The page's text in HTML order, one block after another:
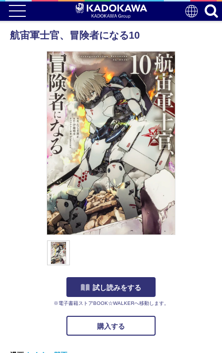
航宙軍士官、冒険者になる10
試し読みをする
※電子書籍ストアBOOK☆WALKERへ移動します。
購入する